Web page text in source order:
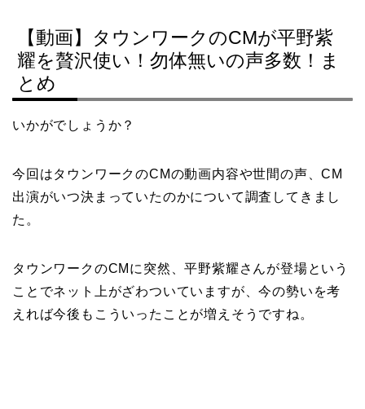
【動画】タウンワークのCMが平野紫
耀を贅沢使い！勿体無いの声多数！ま
とめ
いかがでしょうか？
今回はタウンワークのCMの動画内容や世間の声、CM
出演がいつ決まっていたのかについて調査してきまし
た。
タウンワークのCMに突然、平野紫耀さんが登場という
ことでネット上がざわついていますが、今の勢いを考
えれば今後もこういったことが増えそうですね。